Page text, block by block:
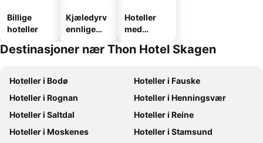
Billige
hoteller
Kjæledyrv
ennlige
Hoteller
med
Destinasjoner nær Thon Hotel Skagen
Hoteller i Bodø
Hoteller i Fauske
Hoteller i Rognan
Hoteller i Henningsvær
Hoteller i Saltdal
Hoteller i Reine
Hoteller i Moskenes
Hoteller i Stamsund